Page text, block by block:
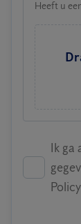
Heeft u
Ik ga